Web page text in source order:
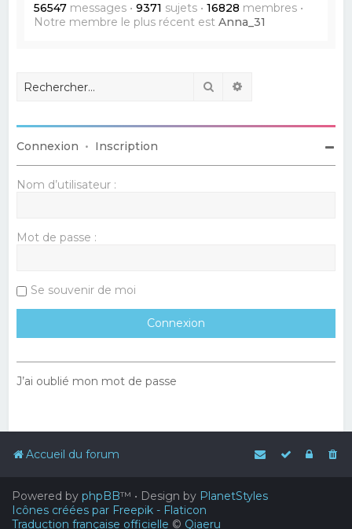
56547 messages •9371 sujets •16828 membres •
Notre membre le plus récent estAnna_31
Rechercher
Connexion • Inscription
Nom d’utilisateur :
Mot de passe :
Se souvenir de moi
J’ai oublié mon mot de passe
Accueil du forum
Powered by phpBB™ • Design by PlanetStyles
Icônes créées par Freepik - Flaticon
Traduction française officielle © Qiaeru